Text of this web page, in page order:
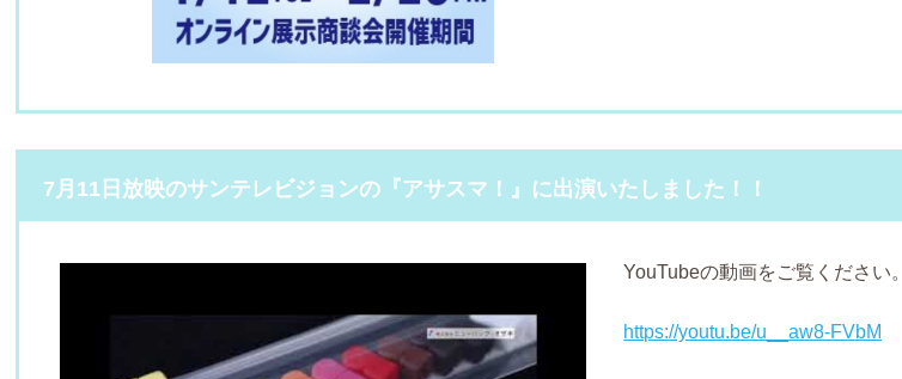
7月11日放映のサンテレビジョンの『アサスマ！』に出演いたしました！！
YouTubeの動画をご覧ください。
https://youtu.be/u__aw8-FVbM